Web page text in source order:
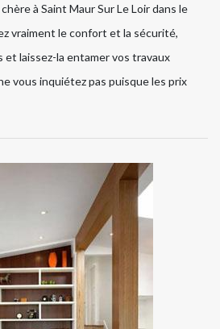
à Saint Maur Sur Le Loir dans le
vraiment le confort et la sécurité,
laissez-la entamer vos travaux
vous inquiétez pas puisque les prix